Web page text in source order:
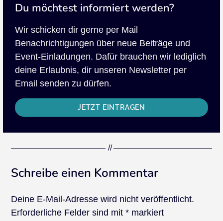
Du möchtest informiert werden?
Wir schicken dir gerne per Mail
Benachrichtigungen über neue Beiträge und
Event-Einladungen. Dafür brauchen wir lediglich
deine Erlaubnis, dir unseren Newsletter per
Email senden zu dürfen.
JETZT EINTRAGEN
Schreibe einen Kommentar
Deine E-Mail-Adresse wird nicht veröffentlicht.
Erforderliche Felder sind mit* markiert